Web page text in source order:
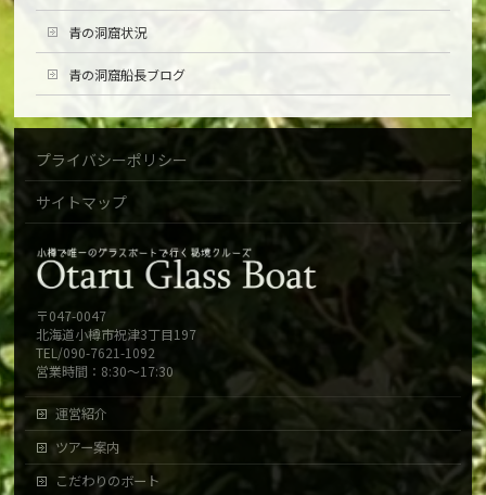
青の洞窟状況
青の洞窟船長ブログ
プライバシーポリシー
サイトマップ
〒047-0047
北海道小樽市祝津3丁目197
TEL/090-7621-1092
営業時間：8:30～17:30
運営紹介
ツアー案内
こだわりのボート